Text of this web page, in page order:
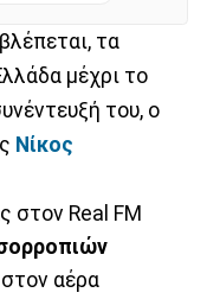
τα
μέχρι το
του, ο
Νίκος
στον Real FM
αέρα